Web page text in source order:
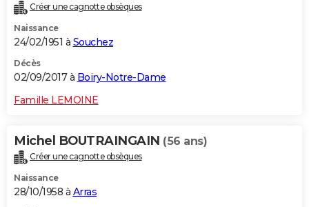
Créer une cagnotte obsèques
Naissance
24/02/1951 à Souchez
Décès
02/09/2017 à Boiry-Notre-Dame
Famille LEMOINE
Michel BOUTRAINGAIN (56 ans)
Créer une cagnotte obsèques
Naissance
28/10/1958 à Arras